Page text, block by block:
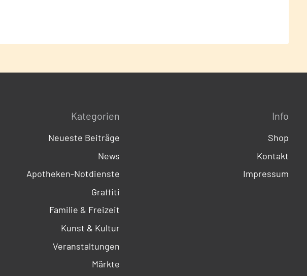
Kategorien
Neueste Beiträge
News
Apotheken-Notdienste
Graffiti
Familie & Freizeit
Kunst & Kultur
Veranstaltungen
Märkte
Info
Shop
Kontakt
Impressum